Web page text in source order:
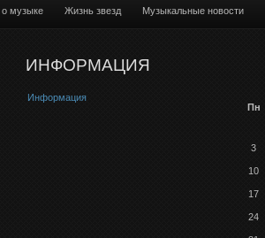
о музыке Жизнь звезд Музыкальные новости
ИНФОРМАЦИЯ
Информация
Пн
3
10
17
24